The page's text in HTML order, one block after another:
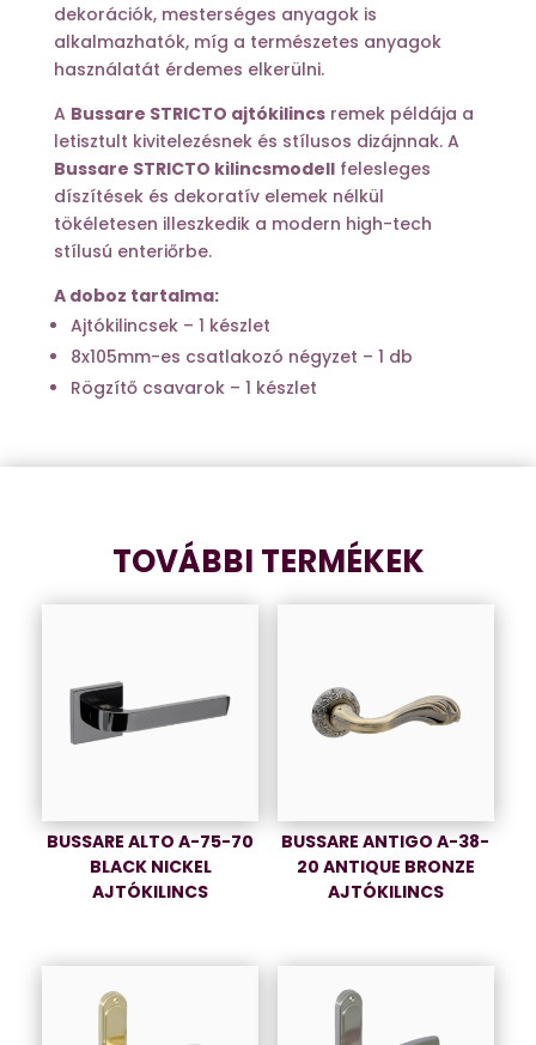
dekorációk, mesterséges anyagok is
alkalmazhatók, míg a természetes anyagok
használatát érdemes elkerülni.
A Bussare STRICTO ajtókilincsremek példája a
letisztult kivitelezésnek és stílusos dizájnnak. A
Bussare STRICTO kilincsmodellfelesleges
díszítések és dekoratív elemek nélkül
tökéletesen illeszkedik a modern high-tech
stílusú enteriőrbe.
A doboz tartalma:
Ajtókilincsek – 1 készlet
8x105mm-es csatlakozó négyzet – 1 db
Rögzítő csavarok – 1 készlet
TOVÁBBI TERMÉKEK
BUSSARE ALTO A-75-70
BLACK NICKEL
AJTÓKILINCS
BUSSARE ANTIGO A-38-
20 ANTIQUE BRONZE
AJTÓKILINCS